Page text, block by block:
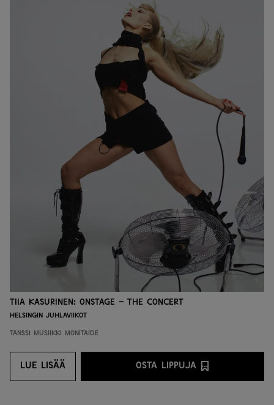
Tiia Kasurinen: ONSTAGE – The Concert
Helsingin juhlaviikot
Tanssi Musiikki Monitaide
LUE LISÄÄ
LUE LISÄÄ OSTA LIPPUJA
OSTA LIPPUJA